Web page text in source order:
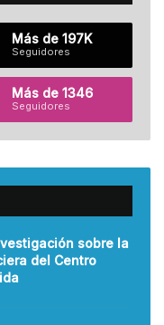
Más de 197K
Seguidores
Más de 1346
Seguidores
sobre la
del Centro